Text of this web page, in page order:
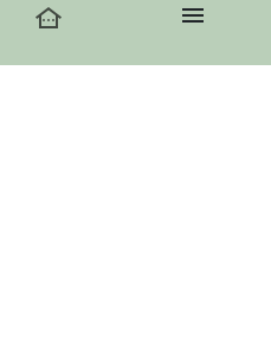
other_houses menu
Informasjonskapsler
facebook